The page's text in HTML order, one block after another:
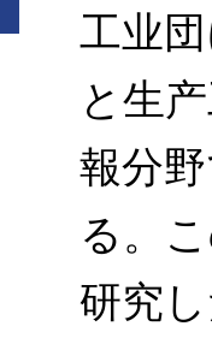
工业
と生
報分
る。
研究